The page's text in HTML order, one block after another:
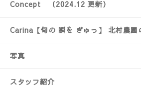
Concept （2024.12 更新）
Carina【旬の 瞬を ぎゅっ】 北村農園
写真
スタッフ紹介